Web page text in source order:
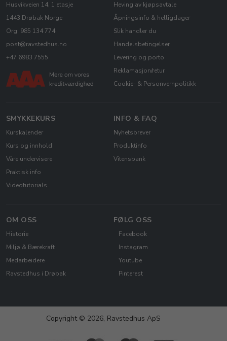
Husvikveien 14, 1 etasje
1443 Drøbak Norge
Org: 985 134 774
post@ravstedhus.no
+47 6983 7555
Heving av kjøpsavtale
Åpningsinfo & helligdager
Slik handler du
Handelsbetingelser
Levering og porto
Reklamasjon/retur
Cookie- & Personvernpolitikk
SMYKKEKURS
Kurskalender
Kurs og innhold
Våre undervisere
Praktisk info
Videotutorials
INFO & FAQ
Nyhetsbrever
Produktinfo
Vitensbank
OM OSS
Historie
Miljø & Bærekraft
Medarbeidere
Ravstedhus i Drøbak
FØLG OSS
Facebook
Instagram
Youtube
Pinterest
Copyright © 2026, Ravstedhus ApS